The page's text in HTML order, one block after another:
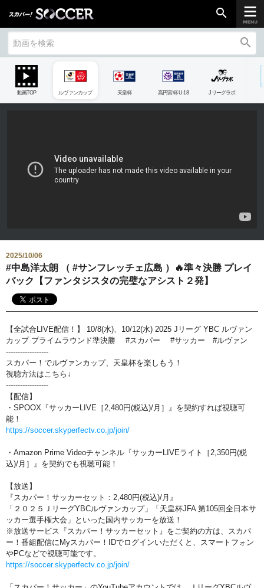
ご加入はこちら
UEFAカンファレンスリーグ
生中継／
おすすめ番組
Jリーグクラブ応援番組
その他サッカーコンテンツ
search
search
動画TOP ルヴァンカップ 天皇杯 高円宮杯 U-18 Jリーグラボ
2025/10/06
#中島洋太朗 （ #サンフレッチェ広島 ）🔥準々決勝 プレイ
バック【ファンタジスタの完璧なアシスト２発】
【全試合LIVE配信！】 10/8(水)、10/12(水) 2025 Jリーグ YBC ルヴァン
カップ プライムラウンド準決勝 #スカパー #サッカー #ルヴァン
------------------
スカパー！でルヴァンカップ、天皇杯を楽しもう！
視聴方法はこちら↓
------------------
【配信】
・SPOOX『サッカーLIVE［2,480円(税込)/月］』を契約すれば視聴可
能！
https://soccer.skyperfectv.co.jp/join/
・Amazon Prime Videoチャンネル『サッカーLIVEライト［2,350円(税
込)/月］』を契約でも視聴可能！
【放送】
『スカパー！サッカーセット：2,480円(税込)/月』
「２０２５ＪリーグYBCルヴァンカップ」「天皇杯JFA 第105回全日本サ
ッカー選手権大会」といった国内サッカーを放送！
※放送サービス『スカパー！サッカーセット』をご契約の方は、スカパ
ー！番組配信にMyスカパー！IDでログインいただくと、スマートフォン
やPCなどで視聴可能です。
https://soccer.skyperfectv.co.jp/join/